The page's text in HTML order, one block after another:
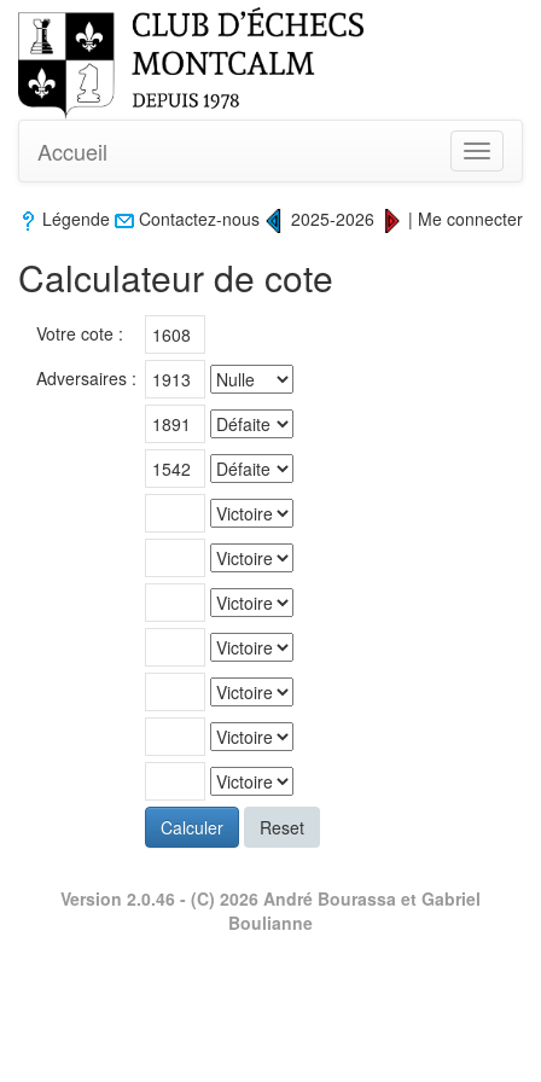
Toggle
Accueil
Légende Contactez-nous 2025-2026 | Me connecter
Calculateur de cote
Votre cote :
Adversaires :
Calculer Reset
Version 2.0.46 - (C) 2026 André Bourassa et Gabriel
Boulianne